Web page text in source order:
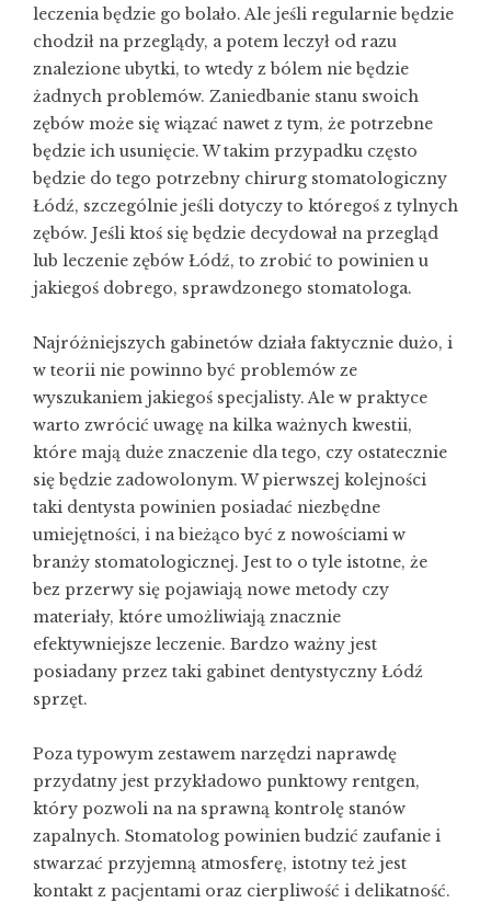
leczenia będzie go bolało. Ale jeśli regularnie będzie
chodził na przeglądy, a potem leczył od razu
znalezione ubytki, to wtedy z bólem nie będzie
żadnych problemów. Zaniedbanie stanu swoich
zębów może się wiązać nawet z tym, że potrzebne
będzie ich usunięcie. W takim przypadku często
będzie do tego potrzebny chirurg stomatologiczny
Łódź, szczególnie jeśli dotyczy to któregoś z tylnych
zębów. Jeśli ktoś się będzie decydował na przegląd
lub leczenie zębów Łódź, to zrobić to powinien u
jakiegoś dobrego, sprawdzonego stomatologa.
Najróżniejszych gabinetów działa faktycznie dużo, i
w teorii nie powinno być problemów ze
wyszukaniem jakiegoś specjalisty. Ale w praktyce
warto zwrócić uwagę na kilka ważnych kwestii,
które mają duże znaczenie dla tego, czy ostatecznie
się będzie zadowolonym. W pierwszej kolejności
taki dentysta powinien posiadać niezbędne
umiejętności, i na bieżąco być z nowościami w
branży stomatologicznej. Jest to o tyle istotne, że
bez przerwy się pojawiają nowe metody czy
materiały, które umożliwiają znacznie
efektywniejsze leczenie. Bardzo ważny jest
posiadany przez taki gabinet dentystyczny Łódź
sprzęt.
Poza typowym zestawem narzędzi naprawdę
przydatny jest przykładowo punktowy rentgen,
który pozwoli na na sprawną kontrolę stanów
zapalnych. Stomatolog powinien budzić zaufanie i
stwarzać przyjemną atmosferę, istotny też jest
kontakt z pacjentami oraz cierpliwość i delikatność.